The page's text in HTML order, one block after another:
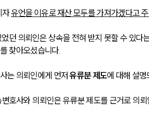
자 유언을 이유로 재산 모두를 가져가겠다고
던 의뢰인은 상속을 전혀 받지 못할 수 있
찾아오셨습니다.
는 의뢰인에게 먼저 유류분 제도에 대해 설명
호사와 의뢰인은 유류분 제도를 근거로 의